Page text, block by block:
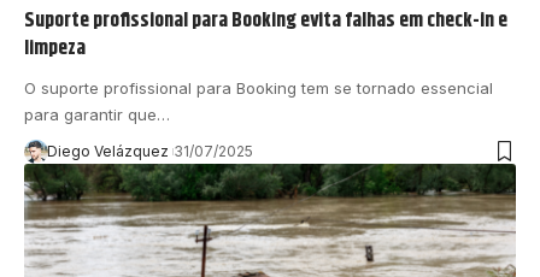
Suporte profissional para Booking evita falhas em check-in e
limpeza
O suporte profissional para Booking tem se tornado essencial
para garantir que…
Diego Velázquez 31/07/2025